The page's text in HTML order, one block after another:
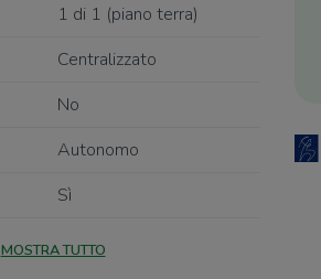
1 di 1 (piano terra)
Centralizzato
No
Autonomo
Sì
MOSTRA TUTTO